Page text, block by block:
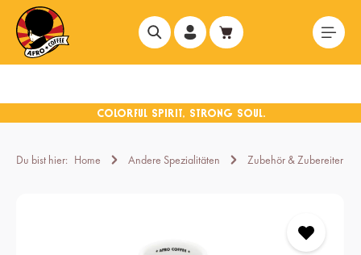
springen
Du bist hier: Home Andere Spezialitäten Zubehör & Zubereiter